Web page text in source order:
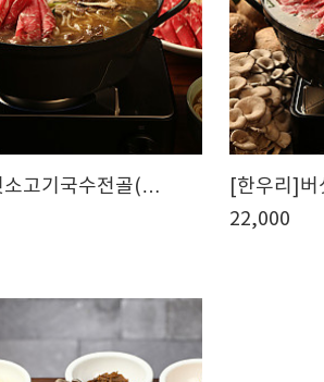
소고기국수전골(…
[한우리]
22,000